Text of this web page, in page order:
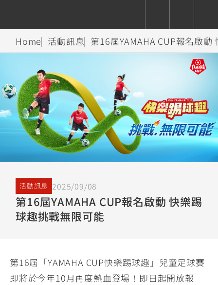
Super
Sport
Hyper
Naked
Heritage
YZF-R9
550+
550+
YZF-R3
YZF-R15
MT-
09
Y-
MT-
09
550+
MT-
550+
XSR
700
550+
155
150
Premium Sport FashionAdventureFamily
TMAX
550+
251~549
NMAX
AUGUR
CYGNUS
XR
150
CYGNUS
X
125
2.0
150
Limi
125
BW'S
125
AXIS
Z /
Zii
JOG
CUXiE
追蹤愛車
我的愛車 瀏覽紀錄
Home 活動訊息 第16屆YAMAHA CUP報名啟
活動訊息 2025/09/08
第16屆YAMAHA CUP報名啟動 快樂踢
球趣挑戰無限可能
第16屆「YAMAHA CUP快樂踢球趣」兒童足球賽
即將於今年10月再度熱血登場！即日起開放報